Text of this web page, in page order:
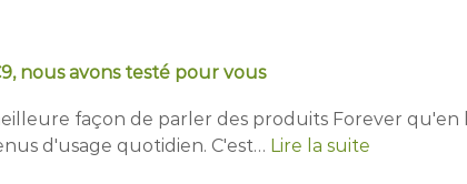
nous avons testé pour vous
façon de parler des produits Forever qu'en
d'usage quotidien. C'est… Lire la suite